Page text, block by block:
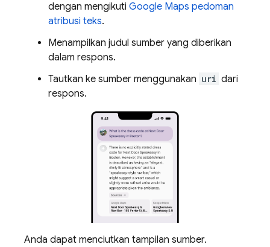
dengan mengikuti Google Maps pedoman
atribusi teks.
Menampilkan judul sumber yang diberikan
dalam respons.
Tautkan ke sumber menggunakan uri dari
respons.
Anda dapat menciutkan tampilan sumber.